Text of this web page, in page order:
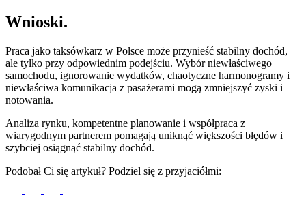
Wnioski.
Praca jako taksówkarz w Polsce może przynieść stabilny dochód,
ale tylko przy odpowiednim podejściu. Wybór niewłaściwego
samochodu, ignorowanie wydatków, chaotyczne harmonogramy i
niewłaściwa komunikacja z pasażerami mogą zmniejszyć zyski i
notowania.
Analiza rynku, kompetentne planowanie i współpraca z
wiarygodnym partnerem pomagają uniknąć większości błędów i
szybciej osiągnąć stabilny dochód.
Podobał Ci się artykuł? Podziel się z przyjaciółmi: